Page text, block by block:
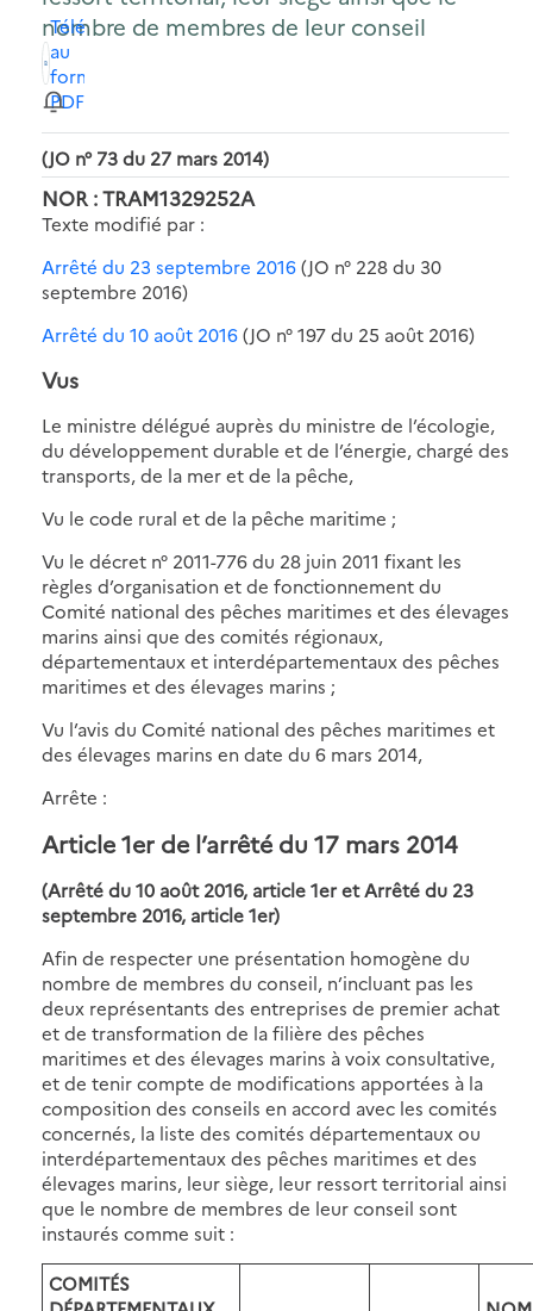
nombre de membres de leur conseil
Télécharger
au
format
PDF
(JO n° 73 du 27 mars 2014)
NOR : TRAM1329252A
Texte modifié par :
Arrêté du 23 septembre 2016(JO n° 228 du 30
septembre 2016)
Arrêté du 10 août 2016(JO n° 197 du 25 août 2016)
Vus
Le ministre délégué auprès du ministre de l’écologie,
du développement durable et de l’énergie, chargé des
transports, de la mer et de la pêche,
Vu le code rural et de la pêche maritime ;
Vu le décret n° 2011-776 du 28 juin 2011 fixant les
règles d’organisation et de fonctionnement du
Comité national des pêches maritimes et des élevages
marins ainsi que des comités régionaux,
départementaux et interdépartementaux des pêches
maritimes et des élevages marins ;
Vu l’avis du Comité national des pêches maritimes et
des élevages marins en date du 6 mars 2014,
Arrête :
Article 1er de l’arrêté du 17 mars 2014
(Arrêté du 10 août 2016, article 1er et Arrêté du 23
septembre 2016, article 1er)
Afin de respecter une présentation homogène du
nombre de membres du conseil, n’incluant pas les
deux représentants des entreprises de premier achat
et de transformation de la filière des pêches
maritimes et des élevages marins à voix consultative,
et de tenir compte de modifications apportées à la
composition des conseils en accord avec les comités
concernés, la liste des comités départementaux ou
interdépartementaux des pêches maritimes et des
élevages marins, leur siège, leur ressort territorial ainsi
que le nombre de membres de leur conseil sont
instaurés comme suit :
COMITÉS